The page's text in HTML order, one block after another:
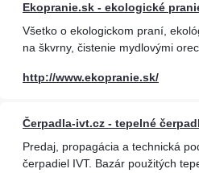
Ekopranie.sk - ekologické
Všetko o ekologickom praní,
na škvrny, čistenie mydlovými
http://www.ekopranie.sk/
Čerpadla-ivt.cz - tepelné
Predaj, propagácia a technická
čerpadiel IVT. Bazár použitých